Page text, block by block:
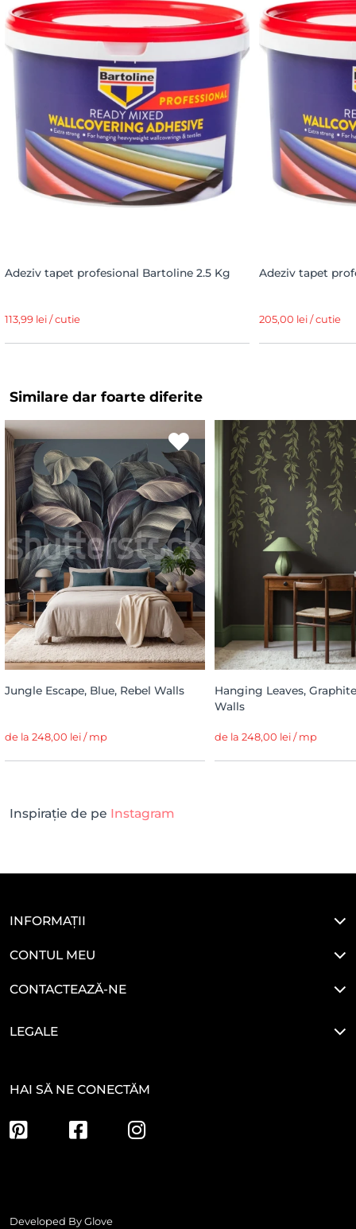
Adeziv tapet profesional Bartoline 2.5 Kg
113,99 lei / cutie
Adeziv tapet
205,00 lei / cutie
Similare dar foarte diferite
Jungle Escape, Blue, Rebel Walls
de la 248,00 lei / mp
Hanging Leaves,
Walls
de la 248,00 lei / mp
Inspirație de pe Instagram
INFORMAȚII
CONTUL MEU
CONTACTEAZĂ-NE
LEGALE
HAI SĂ NE CONECTĂM
Developed By Glove